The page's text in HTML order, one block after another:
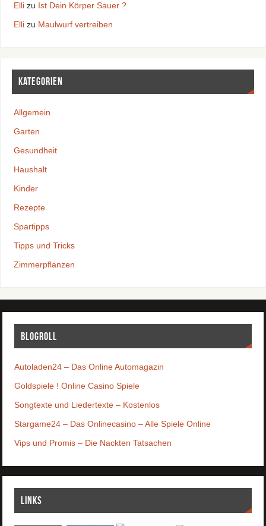
Ellizu Ist Dein Körper Sauer ?
Ellizu Maulwurf vertreiben
Kategorien
Allgemein
Garten
Gesundheit
Haushalt
Kinder
Rezepte
Spartipps
Tipps und Tricks
Zimmerpflanzen
Blogroll
Autoladen24 – Das Online Automagazin
Goldspiele ! Online Casino Spiele
Songtexte und Liedertexte – Kostenlos
Stargame24 – Das Onlinecasino – Alle Spiele Online
Vips und Promis – Die Nackten Tatsachen
Links